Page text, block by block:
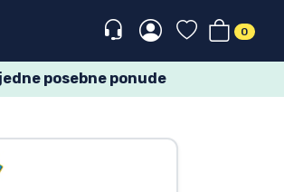
0
posebne ponude